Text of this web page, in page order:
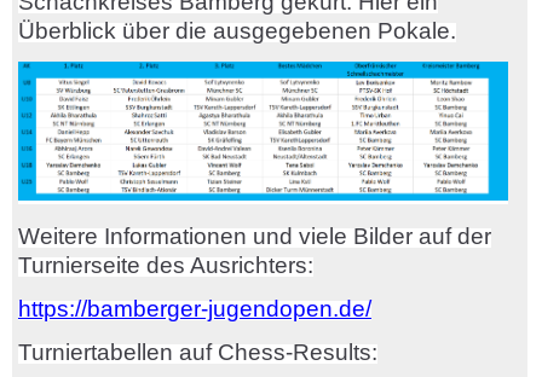
Überblick über die ausgegebenen Pokale.
Weitere Informationen und viele Bilder auf der
Turnierseite des Ausrichters:
https://bamberger-jugendopen.de/
Turniertabellen auf Chess-Results: